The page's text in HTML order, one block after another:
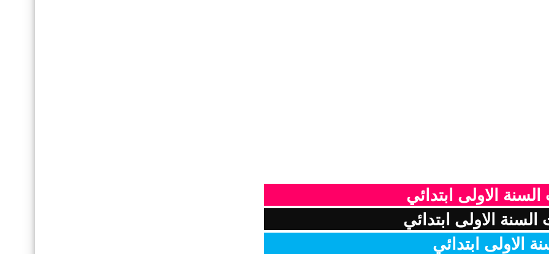
الاولى ابتدائي
الاولى ابتدائي
الاولى ابتدائي